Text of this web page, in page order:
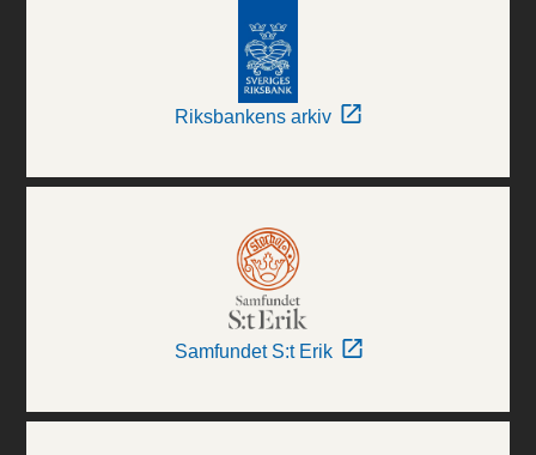
Riksbankens arkiv
Samfundet S:t Erik